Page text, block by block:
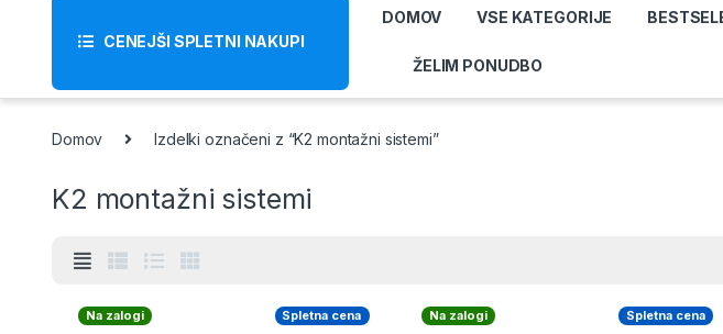
CENEJŠI SPLETNI NAKUPI
DOMOV VSE KATEGORIJE
ŽELIM PONUDBO
Domov Izdelki označeni z “K2 montažni sistemi”
K2 montažni sistemi
Na zalogi Spletna cena Na zalogi Spletna cena